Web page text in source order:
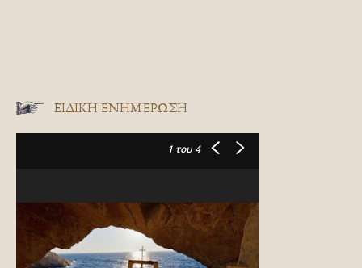
ΕΙΔΙΚΉ ΕΝΗΜΈΡΩΣΗ
1 του 4